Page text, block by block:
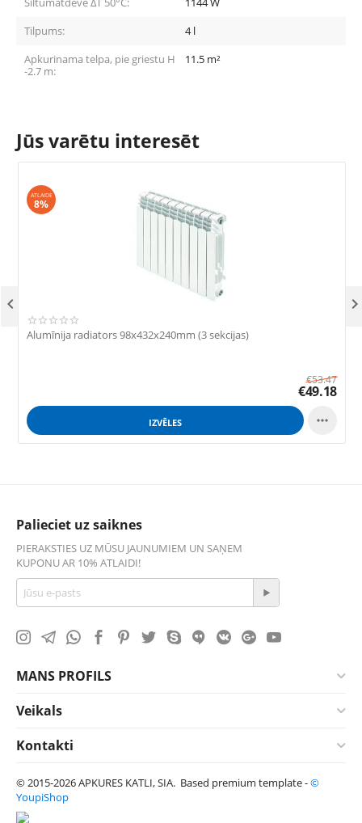
Tilpums:
4 l
Apkurinama telpa, pie griestu H
-2.7 m:
11.5 m²
Jūs varētu interesēt
ATLAIDE
8%
Alumīnija radiators 98x432x240mm (3 sekcijas)
€53.47
€49.18
IZVĒLES 

Palieciet uz saiknes
PIERAKSTIES UZ MŪSU JAUNUMIEM UN SAŅEM
KUPONU AR 10% ATLAIDI!
MANS PROFILS
Veikals
Kontakti
© 2015-2026 APKURES KATLI, SIA. Based premium template -©
YoupiShop